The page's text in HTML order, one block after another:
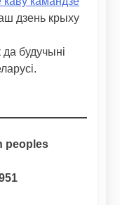
дзень крыху
будучыні
peoples